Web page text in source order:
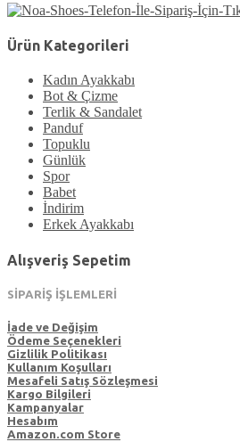
Ürün Kategorileri
Kadın Ayakkabı
Bot & Çizme
Terlik & Sandalet
Panduf
Topuklu
Günlük
Spor
Babet
İndirim
Erkek Ayakkabı
Alışveriş Sepetim
SİPARİŞ İŞLEMLERİ
İade ve Değişim
Ödeme Seçenekleri
Gizlilik Politikası
Kullanım Koşulları
Mesafeli Satış Sözleşmesi
Kargo Bilgileri
Kampanyalar
Hesabım
Amazon.com Store